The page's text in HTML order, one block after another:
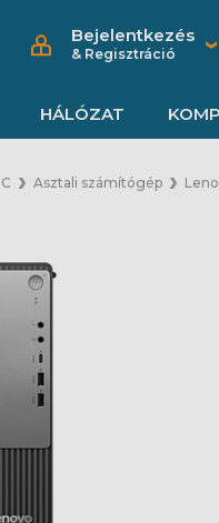
Bejelentkezés
& Regisztráció
HÁLÓZAT
Asztali számítógép